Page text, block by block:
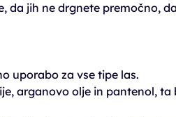
da jih ne drgnete premočno,
uporabo za vse tipe las.
arganovo olje in pantenol, ta